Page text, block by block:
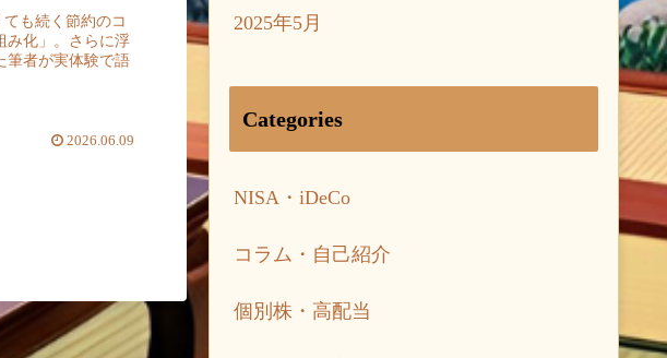
も続く節約のコ
み化」。さらに浮
筆者が実体験で語
2026.06.09
2025年5月
Categories
NISA・iDeCo
コラム・自己紹介
個別株・高配当